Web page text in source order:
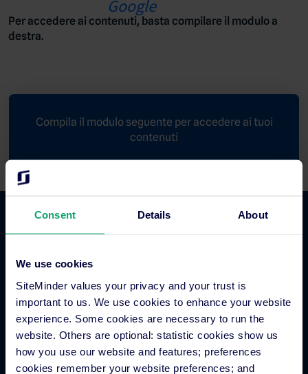
Consent Details About
We use cookies
SiteMinder values your privacy and your trust is
important to us. We use cookies to enhance your website
experience. Some cookies are necessary to run the
website. Others are optional: statistic cookies show us
how you use our website and features; preferences
cookies remember your website preferences; and
Per accedere ai contenuti, basta compilare il modulo a
destra.
Compila il modulo seguente per accedere ai tuoi
contenuti
Commercio alberghiero
Motore di prenotazione
Strumento per siti web
Business intelligence per hotel
Metaricerca per hotel